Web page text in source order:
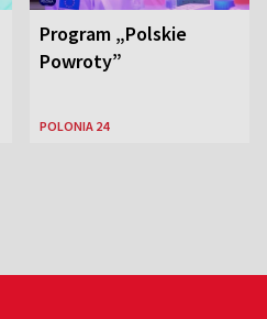
Program „Polskie
Powroty”
POLONIA 24